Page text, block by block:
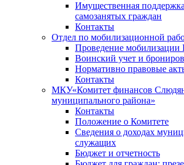
Имущественная
самозанятых граждан
Контакты
Отдел по мобилизационной
Проведение
Воинский учет и
Нормативно правовые
Контакты
МКУ«Комитет финансов
муниципального района»
Контакты
Положение о Комитете
Сведения о доходах
служащих
Бюджет и отчетность